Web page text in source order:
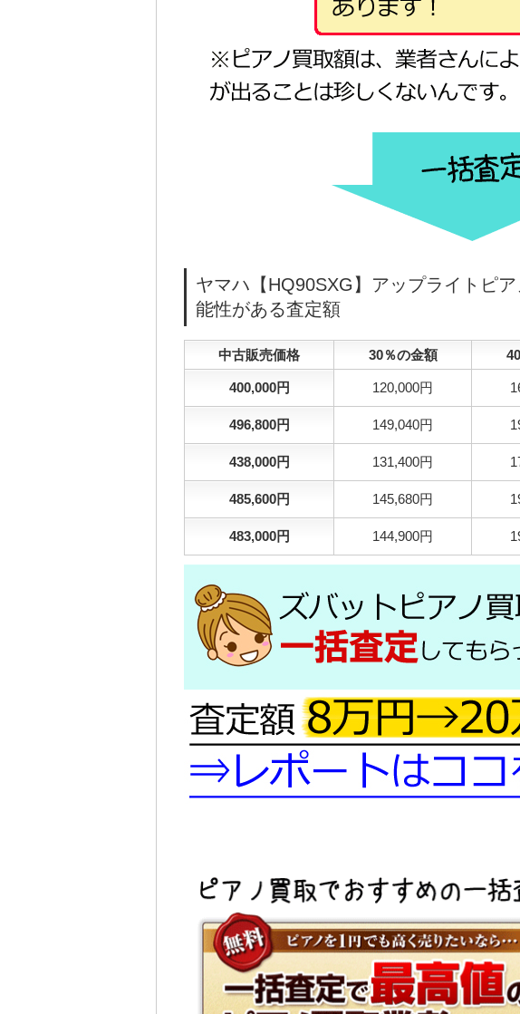
ヤマハ【HQ90SXG】アップライトピ
能性がある査定額
中古販売価格 30％の金額
400,000円 120,000円
496,800円 149,040円
438,000円 131,400円
485,600円 145,680円
483,000円 144,900円